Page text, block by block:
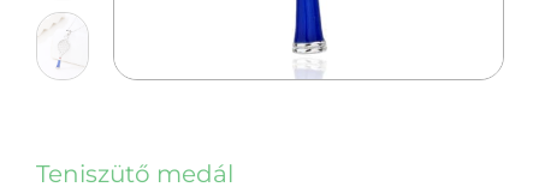
Teniszütő medál